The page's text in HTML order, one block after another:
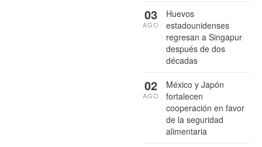
Huevos
estadounidenses
regresan a Singapur
después de dos
décadas
03
AGO
México y Japón
fortalecen
cooperación en favor
de la seguridad
alimentaria
02
AGO